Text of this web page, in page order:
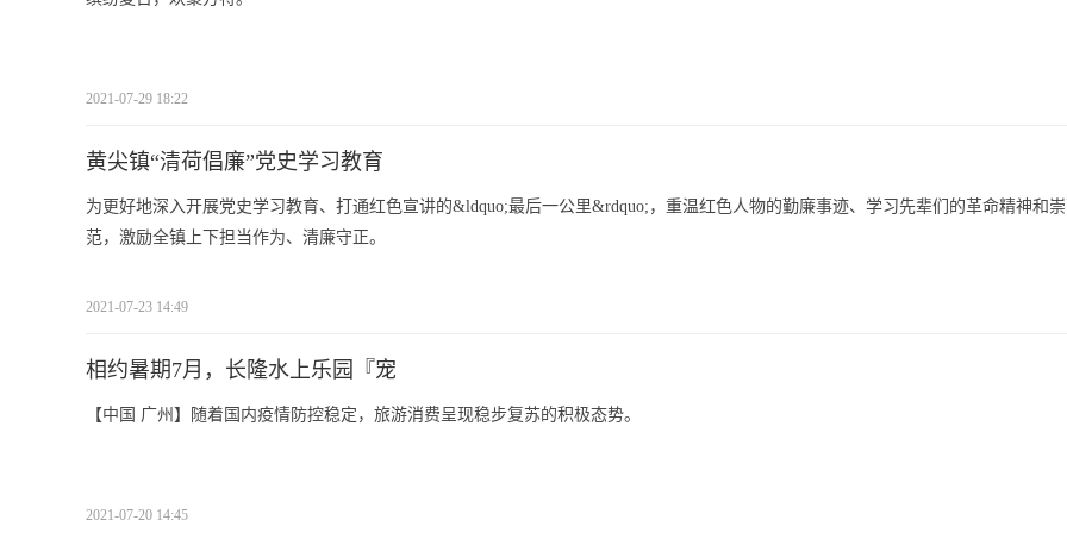
2021-07-29 18:22
黄尖镇“清荷倡廉”党史学习教育
为更好地深入开展党史学习教育、打通红色宣讲的&ldquo;最后一公里&rdquo;，重温红色人物的勤廉事迹、学习先辈们的革命精神和
范，激励全镇上下担当作为、清廉守正。
2021-07-23 14:49
相约暑期7月，长隆水上乐园『宠
【中国 广州】随着国内疫情防控稳定，旅游消费呈现稳步复苏的积极态势。
2021-07-20 14:45